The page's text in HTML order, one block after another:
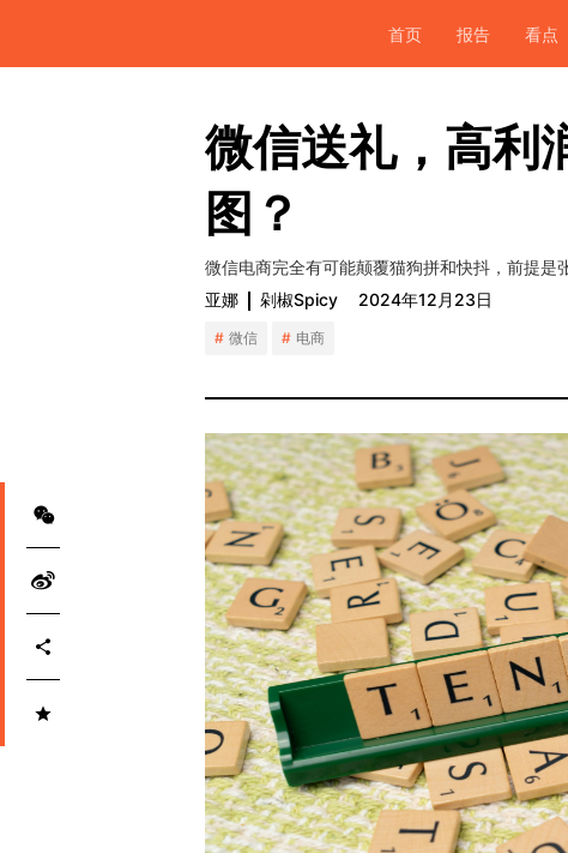
首页 报告 看点
微信送礼，高利
图？
微信电商完全有可能颠覆猫狗拼和快抖，前提是
亚娜
剁椒Spicy 2024年12月23日
微信 电商